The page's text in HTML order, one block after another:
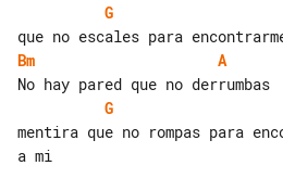
G
Bm
A
G
mentira que no rompas para
a mi